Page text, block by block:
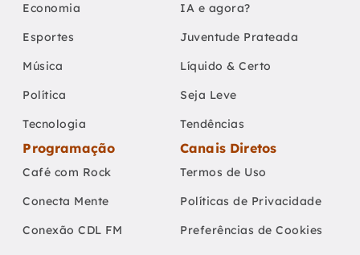
Economia
Esportes
Música
Política
Tecnologia
IA e agora?
Juventude Prateada
Líquido & Certo
Seja Leve
Tendências
Programação
Café com Rock
Conecta Mente
Conexão CDL FM
Canais Diretos
Termos de Uso
Políticas de Privacidade
Preferências de Cookies